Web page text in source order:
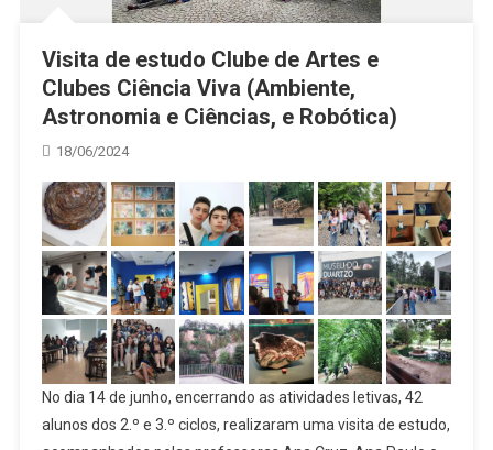
Visita de estudo Clube de Artes e
Clubes Ciência Viva (Ambiente,
Astronomia e Ciências, e Robótica)
18/06/2024
No dia 14 de junho, encerrando as atividades letivas, 42
alunos dos 2.º e 3.º ciclos, realizaram uma visita de estudo,